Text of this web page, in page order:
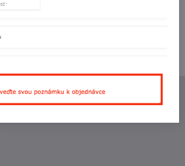
563
- IVL